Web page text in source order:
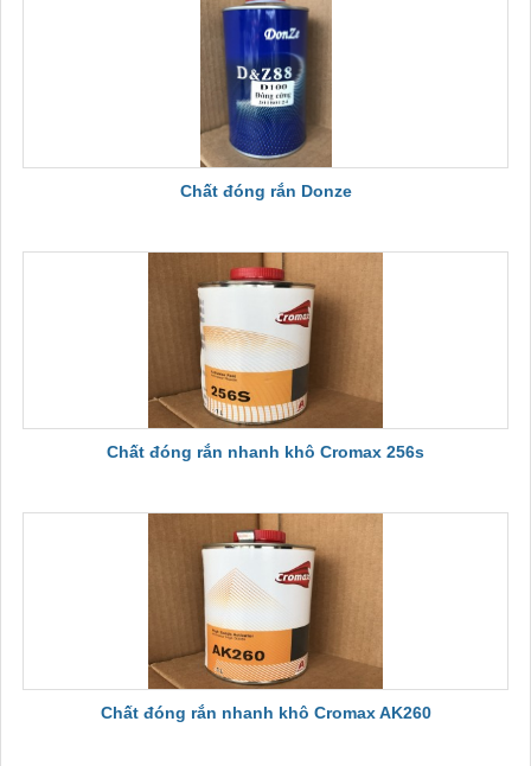
Chất đóng rắn Donze
Chất đóng rắn nhanh khô Cromax 256s
Chất đóng rắn nhanh khô Cromax AK260